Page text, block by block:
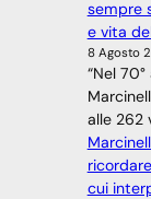
sempre
e vita
8 Agosto
“Nel
alle 262
cui